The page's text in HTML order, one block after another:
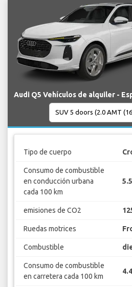
Audi Q5 Vehículos de alquiler -
Tipo de cuerpo
Consumo de combustible
en conducción urbana
cada 100 km
emisiones de CO2
Ruedas motrices
Combustible
Consumo de combustible
en carretera cada 100 km